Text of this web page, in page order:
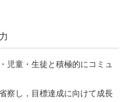
児童・⽣徒と積極的にコミュ
察し，⽬標達成に向けて成⻑